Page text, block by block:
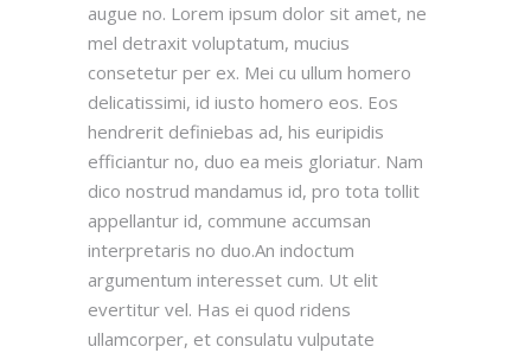
augue no. Lorem ipsum dolor sit amet, ne
mel detraxit voluptatum, mucius
consetetur per ex. Mei cu ullum homero
delicatissimi, id iusto homero eos. Eos
hendrerit definiebas ad, his euripidis
efficiantur no, duo ea meis gloriatur. Nam
dico nostrud mandamus id, pro tota tollit
appellantur id, commune accumsan
interpretaris no duo.An indoctum
argumentum interesset cum. Ut elit
evertitur vel. Has ei quod ridens
ullamcorper, et consulatu vulputate